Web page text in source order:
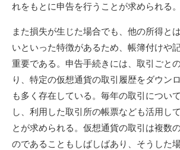
れをもとに申告を行うことが求められる。
また損失が生じた場合でも、他の所得と
いといった特徴があるため、帳簿付けや
重要である。申告手続きには、取引ごと
り、特定の仮想通貨の取引履歴をダウン
も多く存在している。毎年の取引につい
し、利用した取引所の帳票なども活用し
とが求められる。仮想通貨の取引は複数
のであることもしばしばあり、そうした